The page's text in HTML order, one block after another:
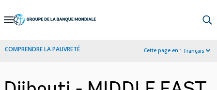
Skip
Navigation
COMPRENDRE LA PAUVRETÉ Cette page en : Français